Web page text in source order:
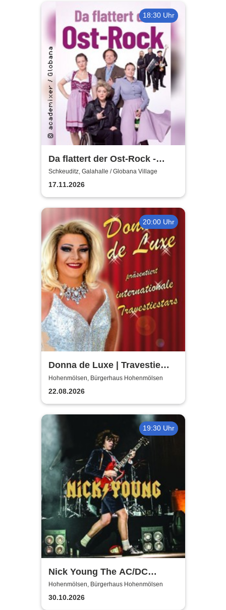
18:30 Uhr
Da flattert der Ost-Rock -
H.Blank, A. Geißler, R.
Köbernick
Schkeuditz, Galahalle / Globana Village
17.11.2026
20:00 Uhr
Donna de Luxe | Travestie
Show
Hohenmölsen, Bürgerhaus Hohenmölsen
22.08.2026
19:30 Uhr
Nick Young The AC/DC
Master-Band
Hohenmölsen, Bürgerhaus Hohenmölsen
30.10.2026